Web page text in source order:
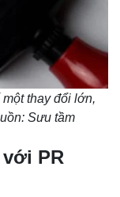
thay đổi lớn,
Sưu tầm
PR